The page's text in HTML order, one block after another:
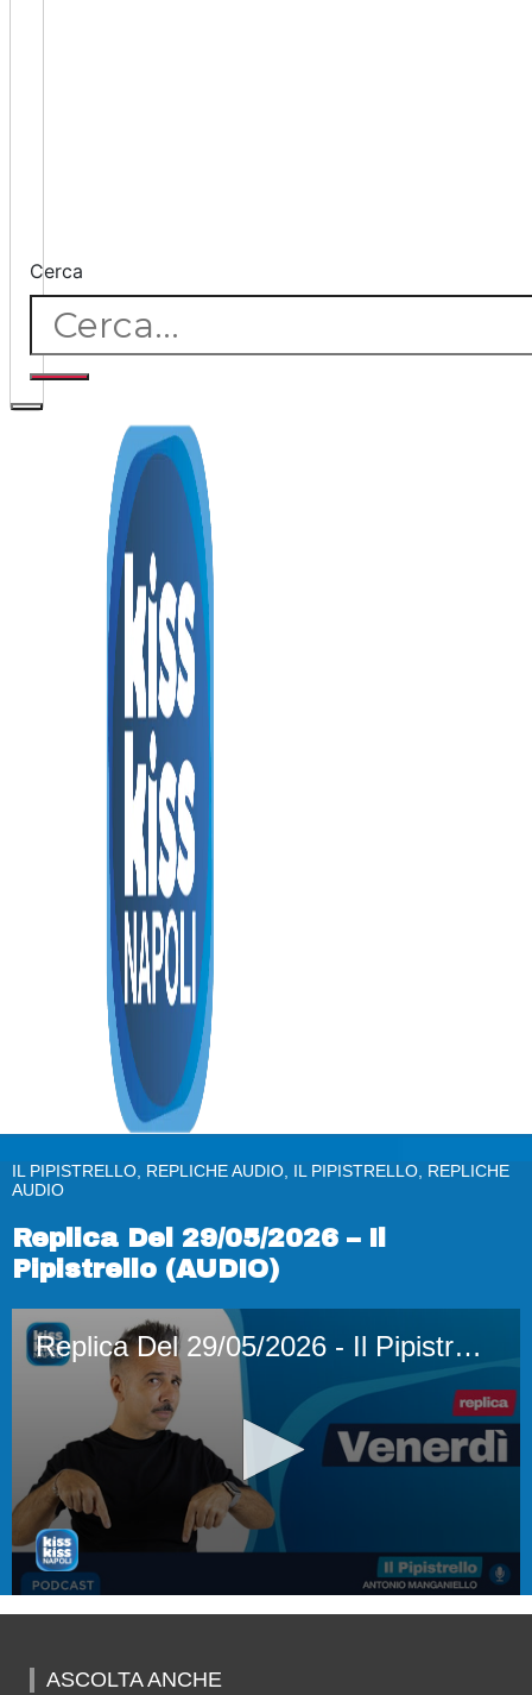
Cerca
IL PIPISTRELLO, REPLICHE AUDIO, IL PIPISTRELLO, REPLICHE
AUDIO
Replica Del 29/05/2026 – Il
Pipistrello (AUDIO)
Replica Del 29/05/2026 - Il Pipistrello (AUDIO)
hour,ASCOLTA ANCHE